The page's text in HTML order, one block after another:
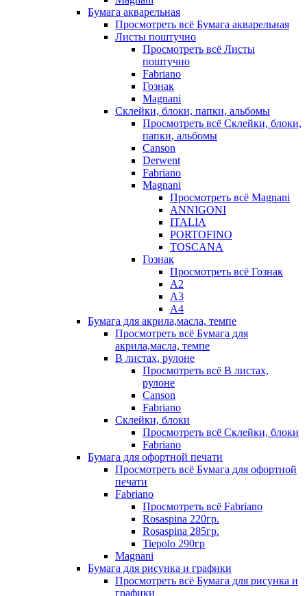
Бумага акварельная
Просмотреть всё Бумага акварельная
Листы поштучно
Просмотреть всё Листы
поштучно
Fabriano
Гознак
Magnani
Склейки, блоки, папки, альбомы
Просмотреть всё Склейки, блоки,
папки, альбомы
Canson
Derwent
Fabriano
Magnani
Просмотреть всё Magnani
ANNIGONI
ITALIA
PORTOFINO
TOSCANA
Гознак
Просмотреть всё Гознак
А2
А3
А4
Бумага для акрила,масла, темпе
Просмотреть всё Бумага для
акрила,масла, темпе
В листах, рулоне
Просмотреть всё В листах,
рулоне
Canson
Fabriano
Склейки, блоки
Просмотреть всё Склейки, блоки
Fabriano
Бумага для офортной печати
Просмотреть всё Бумага для офортной
печати
Fabriano
Просмотреть всё Fabriano
Rosaspina 220гр.
Rosaspina 285гр.
Tiepolo 290гр
Magnani
Бумага для рисунка и графики
Просмотреть всё Бумага для рисунка и
графики